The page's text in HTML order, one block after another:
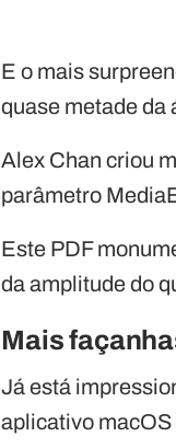
E o mais
quase metade da
Alex Chan criou
parâmetro
Este PDF
da amplitude do
Mais
Já está
aplicativo macOS